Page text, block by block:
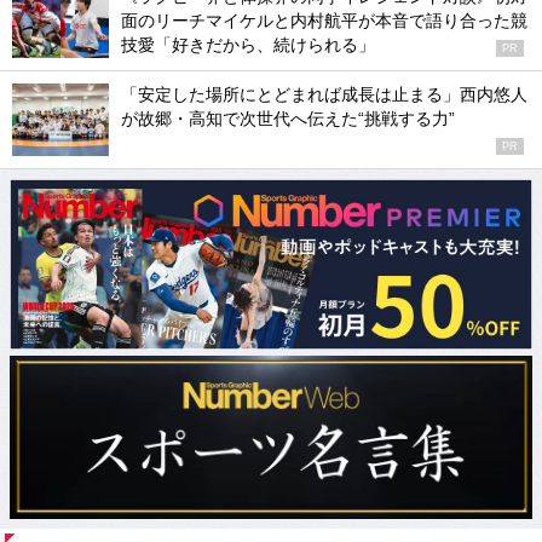
面のリーチマイケルと内村航平が本音で語り合った競
技愛「好きだから、続けられる」
PR
「安定した場所にとどまれば成長は止まる」西内悠人
が故郷・高知で次世代へ伝えた“挑戦する力”
PR